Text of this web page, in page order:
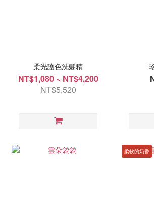
柔光護色洗髮精
NT$1,080 ~ NT$4,200
NT$5,520
柔軟的奶香